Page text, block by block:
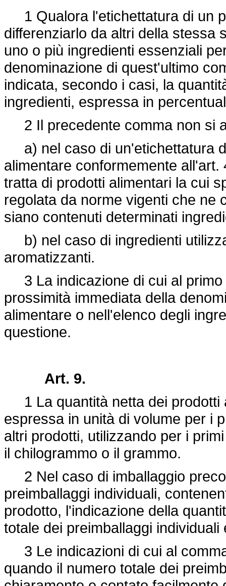
1 Qualora l'etichettatura di un
differenziarlo da altri della stessa
uno o più ingredienti essenziali
denominazione di quest'ultimo
indicata, secondo i casi, la
ingredienti, espressa in
2 Il precedente comma non si
a) nel caso di un'etichettatura
alimentare conformemente
tratta di prodotti alimentari la cui
regolata da norme vigenti che ne
siano contenuti determinati
b) nel caso di ingredienti
aromatizzanti.
3 La indicazione di cui al primo
prossimità immediata della
alimentare o nell'elenco degli
questione.
Art. 9.
1 La quantità netta dei prodotti
espressa in unità di volume per i
altri prodotti, utilizzando per i
il chilogrammo o il grammo.
2 Nel caso di imballaggio
preimballaggi individuali,
prodotto, l'indicazione della
totale dei preimballaggi
3 Le indicazioni di cui al
quando il numero totale dei